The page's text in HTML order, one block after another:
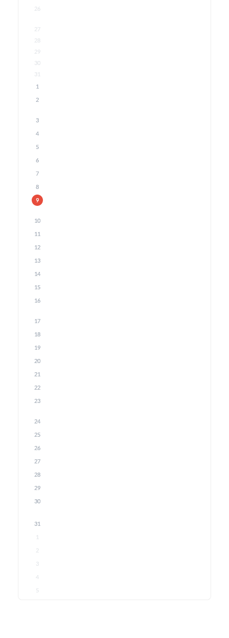
26
27
28
29
30
31
1
2
3
4
5
6
7
8
9
10
11
12
13
14
15
16
17
18
19
20
21
22
23
24
25
26
27
28
29
30
31
1
2
3
4
5